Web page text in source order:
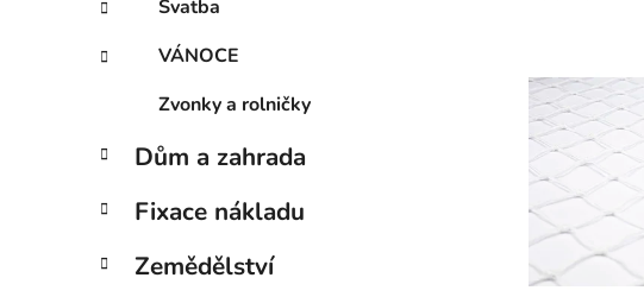
Svatba
VÁNOCE
Zvonky a rolničky
Dům a zahrada
Fixace nákladu
Zemědělství
ý
p
s
p
o